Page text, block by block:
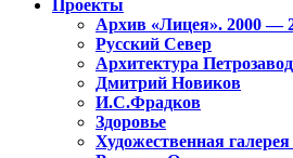
Проекты
Архив «Лицея». 2000 —
Русский Север
Архитектура
Дмитрий Новиков
И.С.Фрадков
Здоровье
Художественная